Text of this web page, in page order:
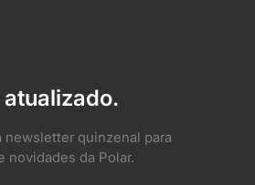
newsletter quinzenal para
novidades da Polar.